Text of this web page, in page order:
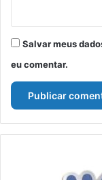
Salvar meus
eu comentar.